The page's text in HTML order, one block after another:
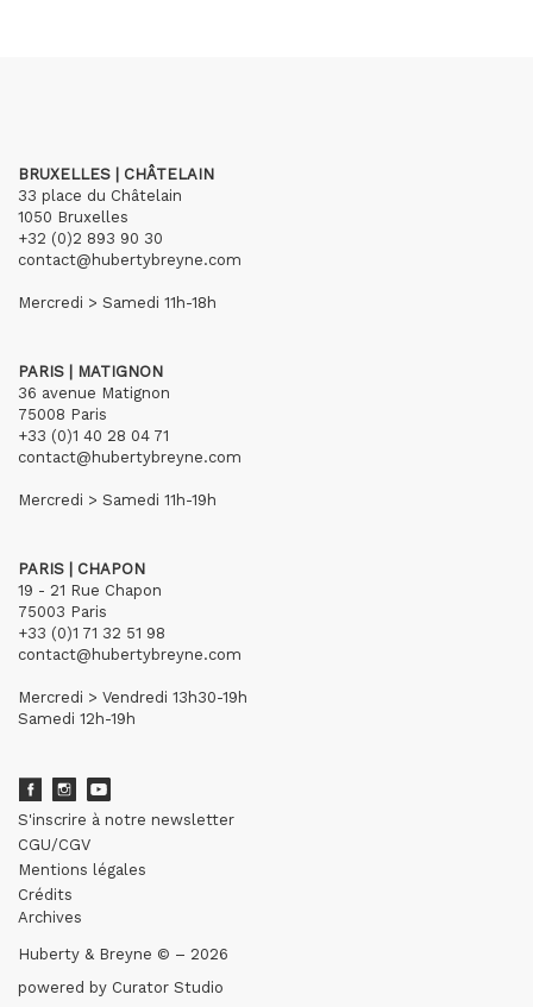
BRUXELLES | CHÂTELAIN
33 place du Châtelain
1050 Bruxelles
+32 (0)2 893 90 30
contact@hubertybreyne.com
Mercredi > Samedi 11h-18h
PARIS | MATIGNON
36 avenue Matignon
75008 Paris
+33 (0)1 40 28 04 71
contact@hubertybreyne.com
Mercredi > Samedi 11h-19h
PARIS | CHAPON
19 - 21 Rue Chapon
75003 Paris
+33 (0)1 71 32 51 98
contact@hubertybreyne.com
Mercredi > Vendredi 13h30-19h
Samedi 12h-19h
S'inscrire à notre newsletter
CGU/CGV
Mentions légales
Crédits
Archives
Huberty & Breyne © – 2026
powered by Curator Studio